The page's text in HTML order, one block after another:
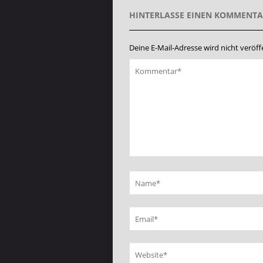
HINTERLASSE EINEN
Deine E-Mail-Adresse wird nicht